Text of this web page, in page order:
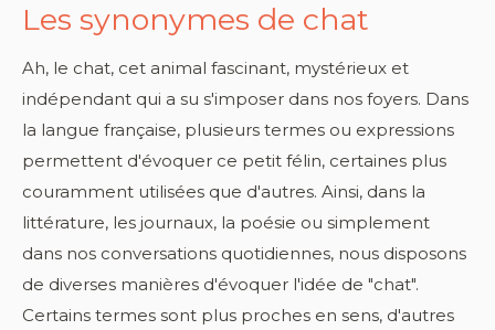
Les synonymes de chat
Ah, le chat, cet animal fascinant, mystérieux et
indépendant qui a su s'imposer dans nos foyers. Dans
la langue française, plusieurs termes ou expressions
permettent d'évoquer ce petit félin, certaines plus
couramment utilisées que d'autres. Ainsi, dans la
littérature, les journaux, la poésie ou simplement
dans nos conversations quotidiennes, nous disposons
de diverses manières d'évoquer l'idée de "chat".
Certains termes sont plus proches en sens, d'autres